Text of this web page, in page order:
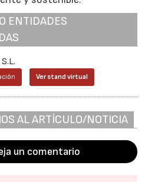
ENTIDADES
Ver stand virtual
AL ARTÍCULO/NOTICIA
un comentario